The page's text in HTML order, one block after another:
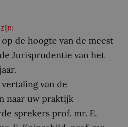
de hoogte van de meest
Jurisprudentie van het
van de
naar uw praktijk
sprekers prof. mr. E.